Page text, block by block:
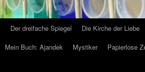
Der dreifache Spiegel Die Kirche der Liebe
Mein Buch: Ajandek Mystiker Papierlose